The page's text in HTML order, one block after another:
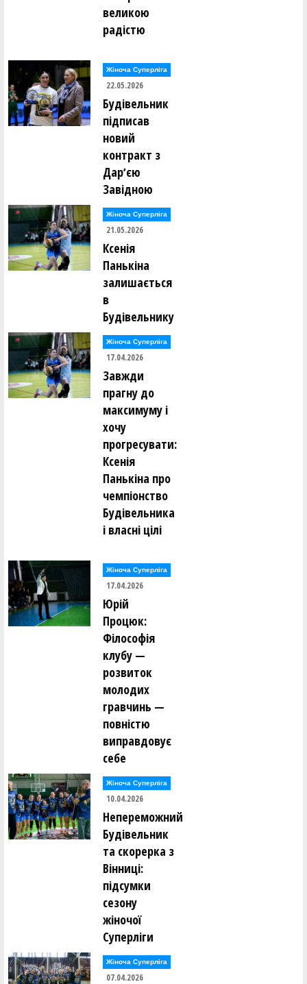
великою
радістю
Жіноча Суперліга
22.05.2026
Будівельник
підписав
новий
контракт з
Дарʼєю
Завідною
Жіноча Суперліга
21.05.2026
Ксенія
Панькіна
залишається
в
Будівельнику
Жіноча Суперліга
17.04.2026
Завжди
прагну до
максимуму і
хочу
прогресувати:
Ксенія
Панькіна про
чемпіонство
Будівельника
і власні цілі
Жіноча Суперліга
17.04.2026
Юрій
Процюк:
Філософія
клубу —
розвиток
молодих
гравчинь —
повністю
виправдовує
себе
Жіноча Суперліга
10.04.2026
Непереможний
Будівельник
та скорерка з
Вінниці:
підсумки
сезону
жіночої
Суперліги
Жіноча Суперліга
07.04.2026